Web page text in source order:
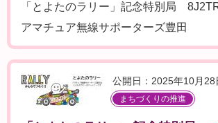
「とよたのラリー」記念特別局
アマチュア無線サポーターズ豊田
公開日：2025年10月28
まちづくりの推進